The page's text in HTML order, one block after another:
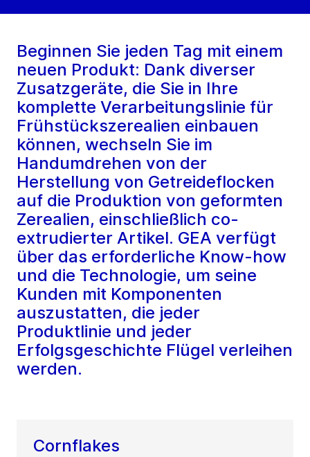
Beginnen Sie jeden Tag mit einem
neuen Produkt: Dank diverser
Zusatzgeräte, die Sie in Ihre
komplette Verarbeitungslinie für
Frühstückszerealien einbauen
können, wechseln Sie im
Handumdrehen von der
Herstellung von Getreideflocken
auf die Produktion von geformten
Zerealien, einschließlich co-
extrudierter Artikel. GEA verfügt
über das erforderliche Know-how
und die Technologie, um seine
Kunden mit Komponenten
auszustatten, die jeder
Produktlinie und jeder
Erfolgsgeschichte Flügel verleihen
werden.
Cornflakes